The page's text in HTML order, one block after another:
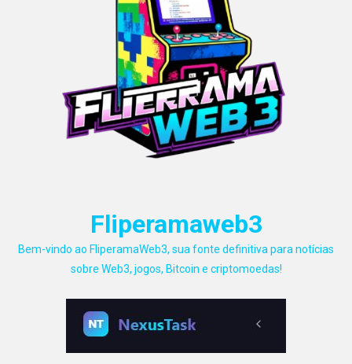
Fliperamaweb3
Bem-vindo ao FliperamaWeb3, sua fonte definitiva para notícias
sobre Web3, jogos, Bitcoin e criptomoedas!